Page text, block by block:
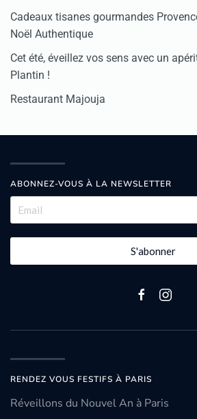
Cadeaux tisanes gourmandes
Noël Authentique
Cet été, éveillez vos sens avec un
Plantin !
Restaurant Majouja
ABONNEZ-VOUS À LA NEWSLETTER
S'abonner
RENDEZ VOUS FESTIFS À PARIS
Réveillons du Nouvel An à Paris